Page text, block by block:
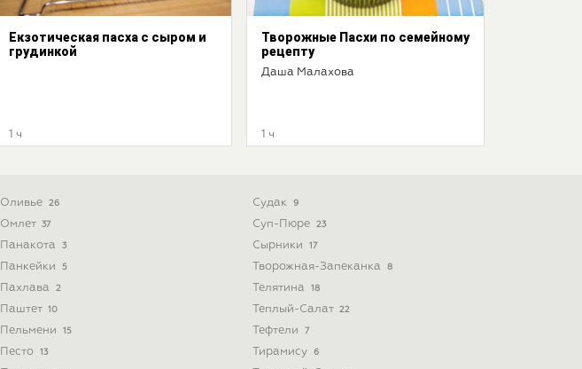
Екзотическая пасха с сыром и
грудинкой
1 ч
Творожные Пасхи по семейному
рецепту
Даша Малахова
1 ч
Оливье 26
Омлет 37
Панакота 3
Панкейки 5
Пахлава 2
Паштет 10
Пельмени 15
Песто 13
Судак 9
Суп-Пюре 23
Сырники 17
Творожная-Запеканка 8
Телятина 18
Теплый-Салат 22
Тефтели 7
Тирамису 6